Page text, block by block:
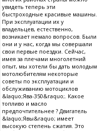
увидеть теперь эти
быстроходные красивые машины.
При эксплуатации их у
владельцев, естественно,
возникает немало вопросов. Были
они и у нас, когда мы совершали
свои первые поездки. Сейчас,
имея за плечами многолетний
опыт, мы хотели бы дать молодым
мотолюбителям некоторые
советы по эксплуатации и
обслуживанию мотоциклов
&laquo;Ява-350&raquo;. Какое
топливо и масло
предпочтительнее ? Двигатель
&laquo;Явы&raquo; имеет
высокую степень сжатия. Это